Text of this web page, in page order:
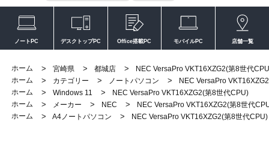
ノートPC デスクトップPC Office搭載PC モバイルPC 店舗一覧
ホーム > 宮崎県 > 都城店 >
NEC VersaPro VKT16XZG2(第8世代
ホーム
> カテゴリー > ノートパソコン >
NEC VersaPro
ホーム
> Windows 11 >
NEC VersaPro VKT16XZG2(第8世代CPU)
ホーム
> メーカー > NEC >
NEC VersaPro VKT16XZG2(第8世代
ホーム
> A4ノートパソコン > NEC VersaPro VKT16XZG2(第8世代CPU)